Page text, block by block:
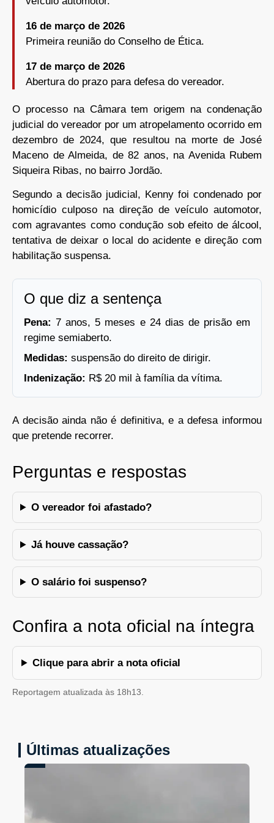
16 de março de 2026
Primeira reunião do Conselho de Ética.
17 de março de 2026
Abertura do prazo para defesa do vereador.
O processo na Câmara tem origem na condenação
judicial do vereador por um atropelamento ocorrido em
dezembro de 2024, que resultou na morte de José
Maceno de Almeida, de 82 anos, na Avenida Rubem
Siqueira Ribas, no bairro Jordão.
Segundo a decisão judicial, Kenny foi condenado por
homicídio culposo na direção de veículo automotor,
com agravantes como condução sob efeito de álcool,
tentativa de deixar o local do acidente e direção com
habilitação suspensa.
O que diz a sentença
Pena: 7 anos, 5 meses e 24 dias de prisão em
regime semiaberto.
Medidas: suspensão do direito de dirigir.
Indenização: R$ 20 mil à família da vítima.
A decisão ainda não é definitiva, e a defesa informou
que pretende recorrer.
Perguntas e respostas
O vereador foi afastado?
Já houve cassação?
O salário foi suspenso?
Confira a nota oficial na íntegra
Clique para abrir a nota oficial
Reportagem atualizada às 18h13.
Últimas atualizações